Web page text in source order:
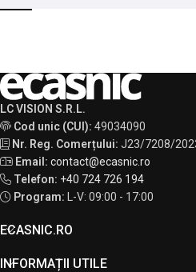
LC VISION S.R.L.
Cod unic (CUI): 49034090
Nr. Reg. Comerțului: J23/7208/
Email: contact@ecasnic.ro
Telefon: +40 724 726 194
Program:
L-V: 09:00 - 17:00
ECASNIC.RO
INFORMAȚII UTILE